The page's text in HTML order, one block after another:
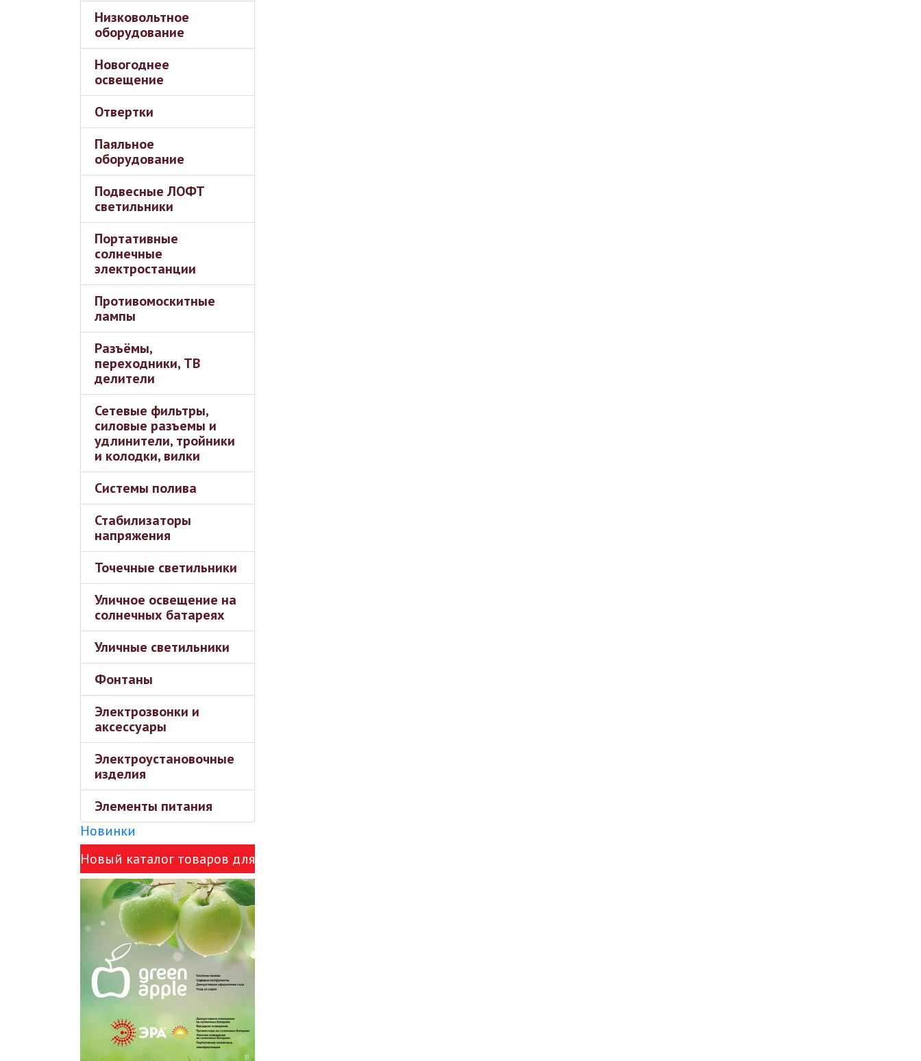
Низковольтное
оборудование
Новогоднее
освещение
Отвертки
Паяльное
оборудование
Подвесные ЛОФТ
светильники
Портативные
солнечные
электростанции
Противомоскитные
лампы
Разъёмы,
переходники, ТВ
делители
Сетевые фильтры,
силовые разъемы и
удлинители, тройники
и колодки, вилки
Системы полива
Стабилизаторы
напряжения
Точечные светильники
Уличное освещение на
солнечных батареях
Уличные светильники
Фонтаны
Электрозвонки и
аксессуары
Электроустановочные
изделия
Элементы питания
Новинки
Новый каталог товаров для
сада Green Apple и ЭРА!